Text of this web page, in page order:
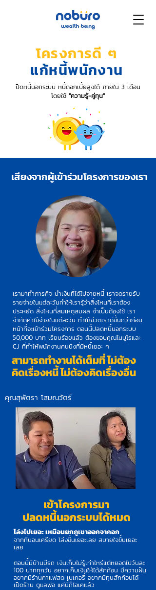
โครงการดี ๆ
แก้หนี้พนักงาน
ปิดหนี้นอกระบบ หนี้ดอกเบี้ยสูงได้ ภายใน 3 เดือน
โดยใช้ "ความรู้-คู่ทุน"
เสียงจากผู้เข้าร่วมโครงการของเรา
เรามาทำภารกิจ นำเงินที่ได้ไปจ่ายหนี้ เราจดรายรับ
รายจ่ายในแต่ละวันทำให้เรารู้ว่าสิ่งไหนที่เราต้อง
ประหยัด สิ่งไหนที่สมเหตุสมผล จำเป็นต้องใช้ เรา
จำกัดค่าใช้จ่ายในแต่ละวัน ทำให้ชีวิตเราดีขึ้นกว่าก่อน
หน้าที่จะเข้าร่วมโครงการ ตอนนี้ปลดหนี้นอกระบบ
50,000 บาท เรียบร้อยแล้ว ต้องขอบคุณโนบูโรและ
CJ ที่ทำให้พนักงานคนนึงที่มีหนี้เยอะ ๆ
สามารถทำงานได้เต็มที่ ไม่ต้อง
คิดเรื่องหนี้ ไม่ต้องคิดเรื่องอื่น
คุณสุพัตรา โสมณวัตร์
เข้าโครงการมา
ปลดหนี้นอกระบบได้หมด
โล่งไปเยอะ เหมือนยกภูเขาออกจากอก
จากที่นอนเครียด โล่งขึ้นเยอะเลย สบายใจขึ้นเยอะ
เลย
ตอนนี้มีบ้านมีรถ เงินเก็บไม่รู้เท่าไหร่แต่หยอดไปวันละ
100 บาททุกวัน อยากเก็บเงินให้ได้สักก้อน มีความฝัน
อยากมีร้านกาแฟสด เบเกอรี่ อยากมีทุนสักก้อนได้
เปิดร้าน ดูแลพ่อ แค่นี้ก็โอเคแล้ว